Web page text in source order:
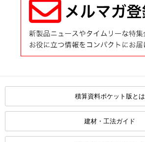
積算資料ポケット版とは
建材・工法ガイド